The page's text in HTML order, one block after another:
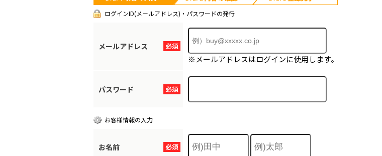
ログインID(メールアドレス)・パスワードの発行
必須
メールアドレス
※メールアドレスはログインに使用します。
必須
パスワード
お客様情報の入力
必須
お名前